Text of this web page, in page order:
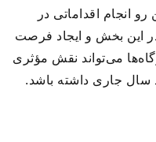
انجام اقداماتی در
این بخش و ایجاد فرصت
می‌تواند نقش مؤثری
سال جاری داشته باشد.